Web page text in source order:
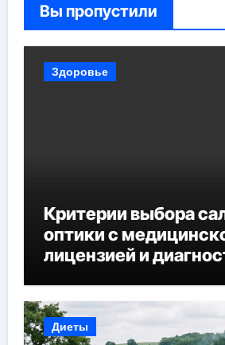
Вы пропустили
Здоровье
Критерии выбора
оптики с
лицензией и
Диеты